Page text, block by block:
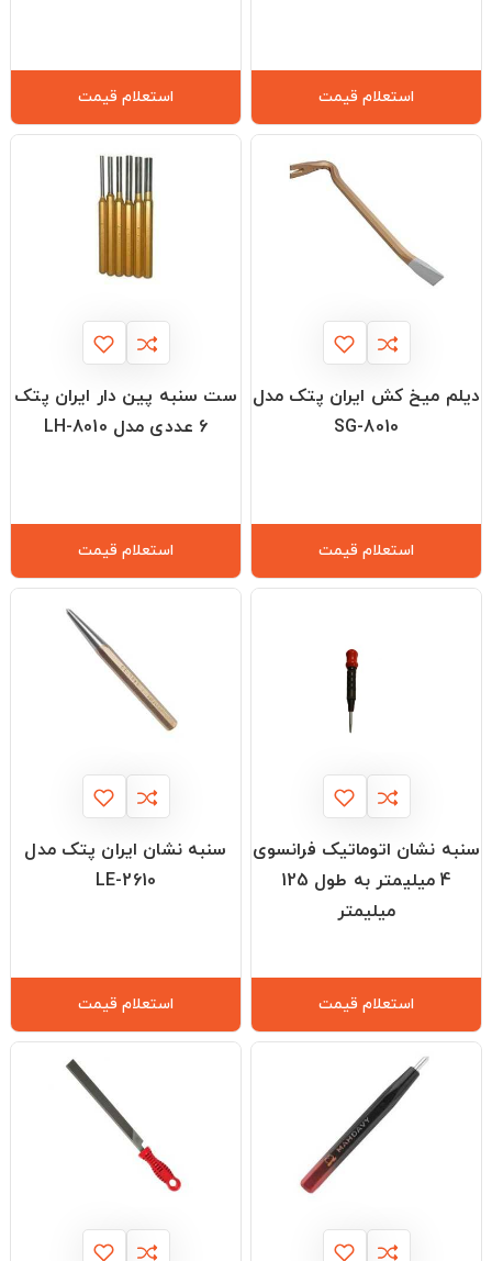
استعلام قیمت استعلام قیمت
دیلم میخ کش ایران پتک مدل
SG-8010
استعلام قیمت
ست سنبه پین دار ایران پتک
6 عددی مدل LH-8010
استعلام قیمت
سنبه نشان اتوماتیک فرانسوی
4 میلیمتر به طول 125
میلیمتر
استعلام قیمت
سنبه نشان ایران پتک مدل
LE-2610
استعلام قیمت